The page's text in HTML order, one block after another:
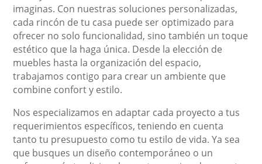
imaginas. Con nuestras soluciones personalizadas,
cada rincón de tu casa puede ser optimizado para
ofrecer no solo funcionalidad, sino también un toque
estético que la haga única. Desde la elección de
muebles hasta la organización del espacio,
trabajamos contigo para crear un ambiente que
combine confort y estilo.
Nos especializamos en adaptar cada proyecto a tus
requerimientos específicos, teniendo en cuenta
tanto tu presupuesto como tu estilo de vida. Ya sea
que busques un diseño contemporáneo o un